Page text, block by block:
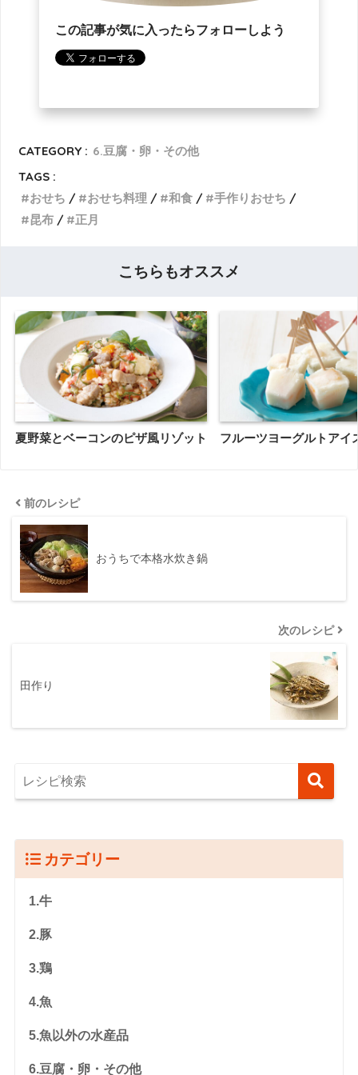
この記事が気に入ったらフォローしよう
CATEGORY : 6.豆腐・卵・その他
TAGS :
おせち
おせち料理 和食
手作りおせち
昆布
正月
こちらもオススメ
夏野菜とベーコンのピザ風リゾット フルーツヨーグルトアイ
前のレシピ
おうちで本格水炊き鍋
次のレシピ
田作り
カテゴリー
1.牛
2.豚
3.鶏
4.魚
5.魚以外の水産品
6.豆腐・卵・その他